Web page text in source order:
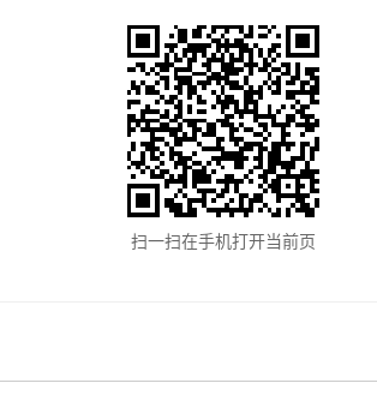
扫一扫在手机打开当前页